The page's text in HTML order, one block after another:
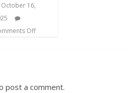
October 16,
Off
post a comment.